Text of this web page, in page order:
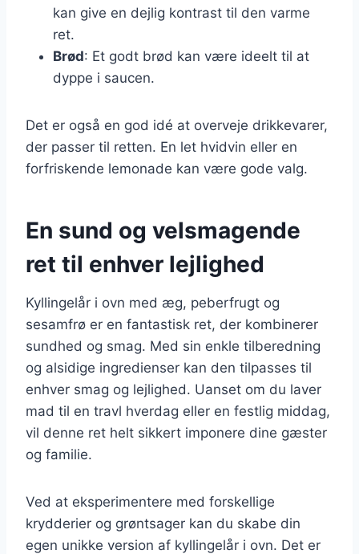
kan give en dejlig kontrast til den varme
ret.
Brød: Et godt brød kan være ideelt til at
dyppe i saucen.
Det er også en god idé at overveje drikkevarer,
der passer til retten. En let hvidvin eller en
forfriskende lemonade kan være gode valg.
En sund og velsmagende
ret til enhver lejlighed
Kyllingelår i ovn med æg, peberfrugt og
sesamfrø er en fantastisk ret, der kombinerer
sundhed og smag. Med sin enkle tilberedning
og alsidige ingredienser kan den tilpasses til
enhver smag og lejlighed. Uanset om du laver
mad til en travl hverdag eller en festlig middag,
vil denne ret helt sikkert imponere dine gæster
og familie.
Ved at eksperimentere med forskellige
krydderier og grøntsager kan du skabe din
egen unikke version af kyllingelår i ovn. Det er